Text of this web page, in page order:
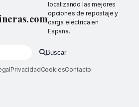
localizando las mejores
opciones de repostaje y
carga eléctrica en
España.
localidad o provincia
Buscar
PrivacidadCookiesContacto